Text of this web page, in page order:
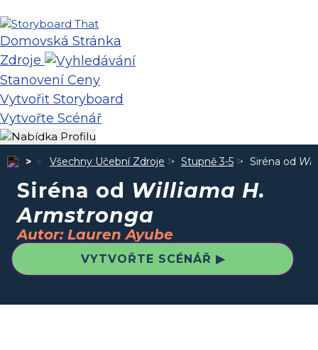
Domovská Stránka
Zdroje
Stanovení Ceny
Vytvořit Storyboard
Vytvořte Scénář
Všechny Učební Zdroje Stupně 3-5 Siréna od
Siréna od Williama H.
Armstronga
Autor: Lauren Ayube
VYTVOŘTE SCÉNÁŘ ▶